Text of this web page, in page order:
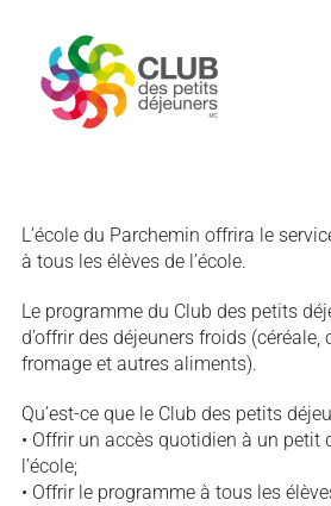
L’école du Parchemin offrira le
à tous les élèves de l’école.
Le programme du Club des petits
d’offrir des déjeuners froids (céréale,
fromage et autres aliments).
Qu’est-ce que le Club des petits
• Offrir un accès quotidien à un petit
l’école;
• Offrir le programme à tous les